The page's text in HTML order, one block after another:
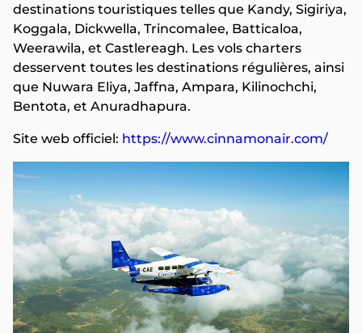
destinations touristiques telles que Kandy, Sigiriya,
Koggala, Dickwella, Trincomalee, Batticaloa,
Weerawila, et Castlereagh. Les vols charters
desservent toutes les destinations régulières, ainsi
que Nuwara Eliya, Jaffna, Ampara, Kilinochchi,
Bentota, et Anuradhapura.
Site web officiel: https://www.cinnamonair.com/